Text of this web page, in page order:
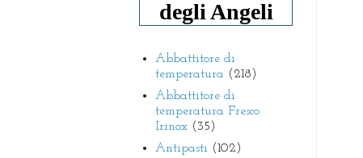
degli Angeli
Abbattitore di
temperatura (218)
Abbattitore di
temperatura Fresco
Irinox (35)
Antipasti (102)